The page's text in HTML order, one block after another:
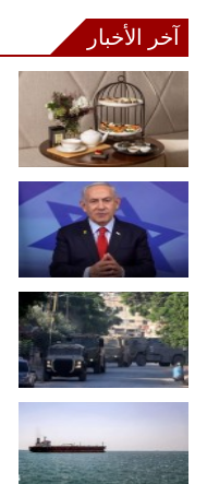
آخر الأخبار